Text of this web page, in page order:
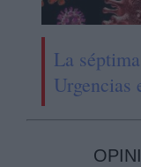
La
Urgencias